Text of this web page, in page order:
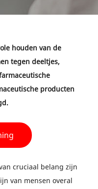
houden van de
tegen deeltjes,
producten
cruciaal belang zijn
van mensen overal